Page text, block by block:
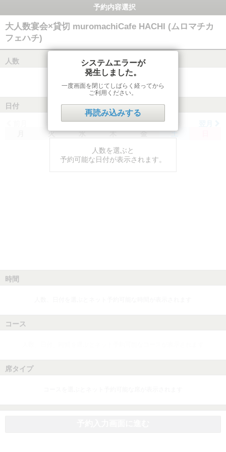
予約内容選択
大人数宴会×貸切 muromachiCafe HACHI (ムロマチカ
フェハチ)
人数
日付
火 水 木 金 土
人数を選ぶと
予約可能な日付が表示されます。
時間
コース
席タイプ
システムエラーが
発生しました。
一度画面を閉じてしばらく経ってから
ご利用ください。
再読み込みする